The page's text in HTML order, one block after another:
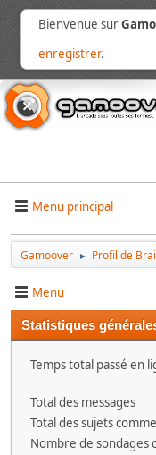
Bienvenue sur
enregistrer.
Menu principal
Gamoover ► Profil de
Menu
Statistiques
Temps total passé en
Total des messages
Total des sujets
Nombre de sondages